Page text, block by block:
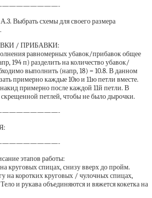
Выбрать схемы для своего размера
/ ПРИБАВКИ:
равномерных убавок/прибавок общее
194 п) разделить на количество убавок/
выполнить (напр, 18) = 10.8. В данном
примерно каждые 10ю и 11ю петли вместе.
примерно после каждой 11й петли. В
скрещенной петлей, чтобы не было дырочки.
этапов работы:
круговых спицах, снизу вверх до пройм.
на коротких круговых / чулочных спицах,
и рукава объединяются и вяжется кокетка на